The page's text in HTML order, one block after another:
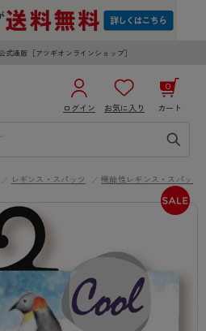
通販［アツギオンラインショップ］
ログイン お気に入り カート
0
ご購入で送料無料
MEN KIDS
レギンス・スパッツ 機能性レギンス・スパッツ